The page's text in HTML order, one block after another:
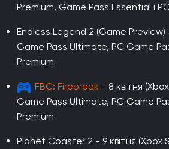
Premium, Game Pass Essential і
Endless Legend 2 (Game Preview)
Game Pass Ultimate, PC Game
Premium
FBC: Firebreak - 8 квітня
Game Pass Ultimate, PC Game
Premium
Planet Coaster 2 - 9 квітня (Xbox